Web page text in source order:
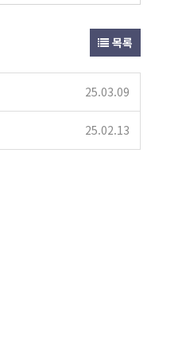
목록
25.03.09
25.02.13